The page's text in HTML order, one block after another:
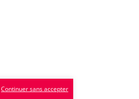
Continuer sans accepter